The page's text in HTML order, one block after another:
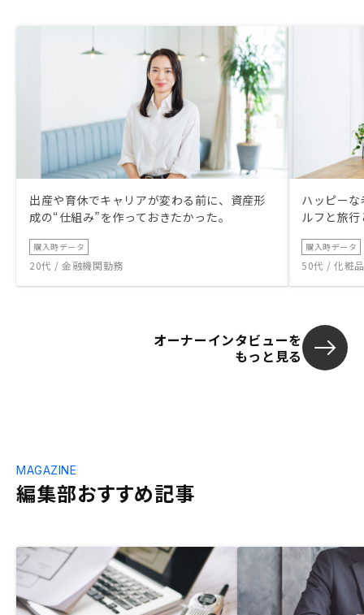
出産や育休でキャリアが変わる前に、資産形
成の“仕組み”を作っておきたかった。
購入時データ
20代 / 金融機関勤務
ハッピー
ルフと旅
購入時データ
50代 / 化粧
オーナーインタビューを
もっと見る
編集部おすすめ記事
MAGAZINE